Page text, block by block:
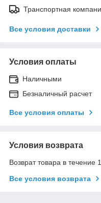
Транспортная
Все условия доставки
Условия оплаты
Наличными
Безналичный расчет
Все условия оплаты
Условия возврата
Возврат товара в течение
Все условия возврата